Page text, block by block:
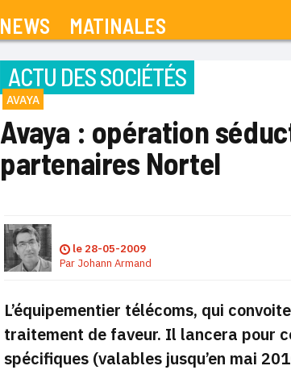
NEWS MATINALES
ACTU DES SOCIÉTÉS
AVAYA
Avaya : opération
partenaires Nortel
le 28-05-2009
Par Johann Armand
L’équipementier télécoms, qui
traitement de faveur. Il lancera pour
spécifiques (valables jusqu’en mai